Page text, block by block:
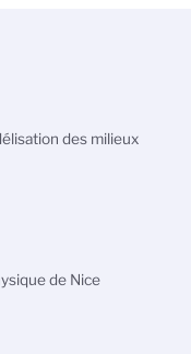
des milieux
de Nice